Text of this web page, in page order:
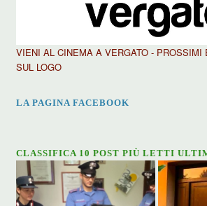
VIENI AL CINEMA A VERGATO - PROSSIMI
SUL LOGO
LA PAGINA FACEBOOK
CLASSIFICA 10 POST PIÙ LETTI